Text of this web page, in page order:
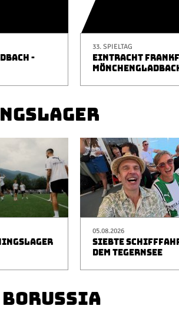
-
33. SPIELTAG
EINTRACHT
05.08.2026
SIEBTE
DEM TEGERNSEE